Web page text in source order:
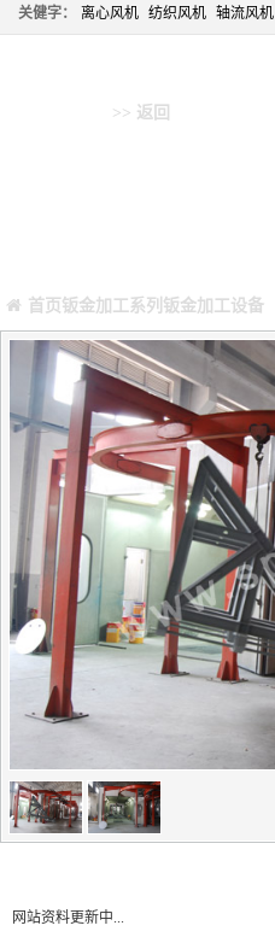
关健字： 离心风机 纺织风机 轴流风机
>> 返回
首页 钣金加工系列 钣金加工设备
网站资料更新中...